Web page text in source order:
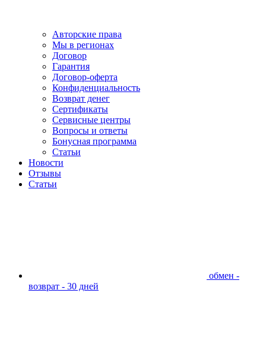
Авторские права
Мы в регионах
Договор
Гарантия
Договор-оферта
Конфиденциальность
Возврат денег
Сертификаты
Сервисные центры
Вопросы и ответы
Бонусная программа
Статьи
Новости
Отзывы
Статьи
обмен -
возврат - 30 дней